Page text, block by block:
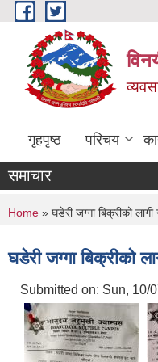
Skip to main content
गृहपृष्ठ परिचय
समाचार
You are here
Home » घडेरी जग्गा बिक्रीको
घडेरी जग्गा बिक्रीको
Submitted on: Sun, 10/